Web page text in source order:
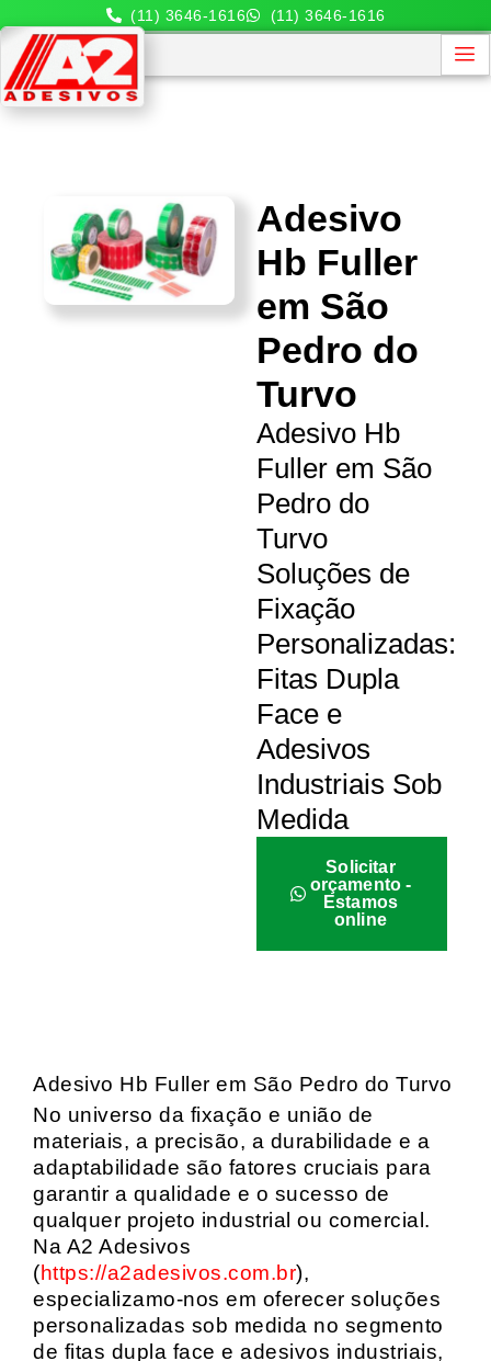
(11) 3646-1616 (11) 3646-1616
Adesivo
Hb Fuller
em São
Pedro do
Turvo
Adesivo Hb
Fuller em São
Pedro do
Turvo
Soluções de
Fixação
Personalizadas:
Fitas Dupla
Face e
Adesivos
Industriais Sob
Medida
Solicitar
orçamento -
Estamos
online
Adesivo Hb Fuller em São Pedro do Turvo
No universo da fixação e união de
materiais, a precisão, a durabilidade e a
adaptabilidade são fatores cruciais para
garantir a qualidade e o sucesso de
qualquer projeto industrial ou comercial.
Na A2 Adesivos
(https://a2adesivos.com.br),
especializamo-nos em oferecer soluções
personalizadas sob medida no segmento
de fitas dupla face e adesivos industriais,